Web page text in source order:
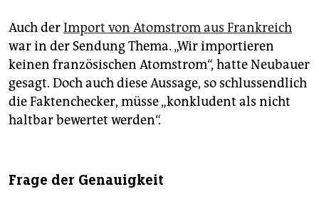
Auch derImport von Atomstrom aus Frankreich
war in der Sendung Thema. „Wir importieren
keinen französischen Atomstrom“, hatte Neubauer
gesagt. Doch auch diese Aussage, so schlussendlich
die Faktenchecker, müsse „konkludent als nicht
haltbar bewertet werden“.
Frage der Genauigkeit